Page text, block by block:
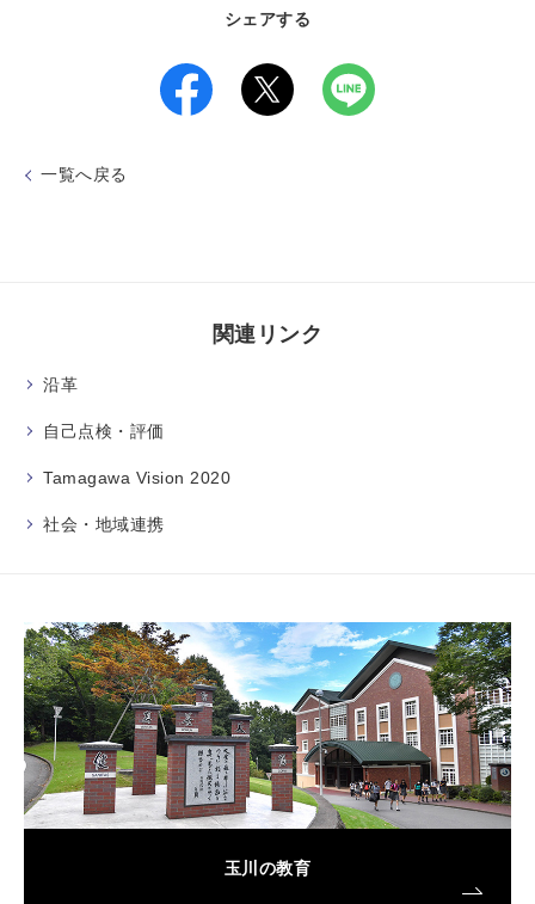
シェアする
一覧へ戻る
関連リンク
沿革
自己点検・評価
Tamagawa Vision 2020
社会・地域連携
玉川の教育